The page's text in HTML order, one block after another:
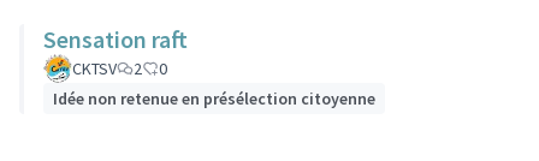
Sensation raft
CKTSV 2
0
Idée non retenue en présélection citoyenne